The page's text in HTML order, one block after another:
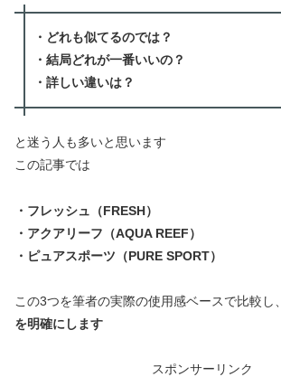
・どれも似てるのでは？
・結局どれが一番いいの？
・詳しい違いは？
と迷う人も多いと思います
この記事では
・フレッシュ（FRESH）
・アクアリーフ（AQUA REEF）
・ピュアスポーツ（PURE SPORT）
この3つを筆者の実際の使用感ベースで比較し、
を明確にします
スポンサーリンク